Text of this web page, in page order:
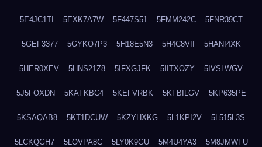
5E4JC1TI 5EXK7A7W 5F447S51 5FMM242C 5FNR39CT
5GEF3377 5GYKO7P3 5H18E5N3 5H4C8VII 5HANI4XK
5HER0XEV 5HNS21Z8 5IFXGJFK 5IITXOZY 5IVSLWGV
5J5FOXDN 5KAFKBC4 5KEFVRBK 5KFBILGV 5KP635PE
5KSAQAB8 5KT1DCUW 5KZYHXKG 5L1KPI2V 5L515L3S
5LCKQGH7 5LOVPA8C 5LY0K9GU 5M4U4YA3 5M8JMWFU